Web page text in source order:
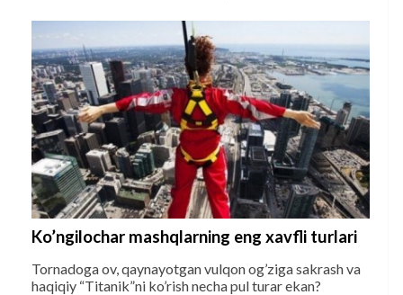
Ko’ngilochar mashqlarning eng xavfli turlari
Tornadoga ov, qaynayotgan vulqon og’ziga sakrash va
haqiqiy “Titanik”ni ko’rish necha pul turar ekan?